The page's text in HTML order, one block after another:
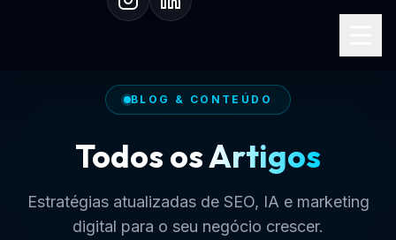
BLOG & CONTEÚDO
Todos osArtigos
Estratégias atualizadas de SEO, IA e marketing
digital para o seu negócio crescer.